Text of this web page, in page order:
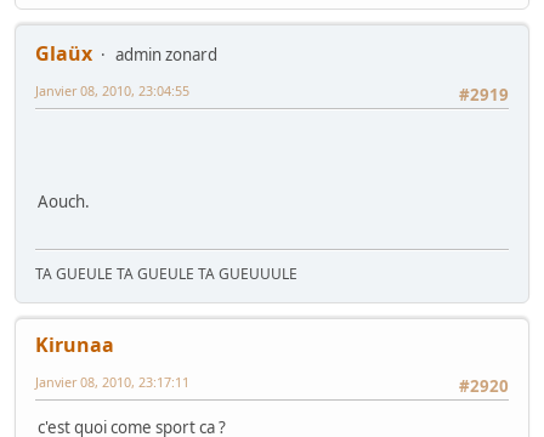
Glaüx
admin zonard
#2919
Janvier 08, 2010, 23:04:55
Aouch.
TA GUEULE TA GUEULE TA GUEUUULE
Kirunaa
#2920
Janvier 08, 2010, 23:17:11
c'est quoi come sport ca ?